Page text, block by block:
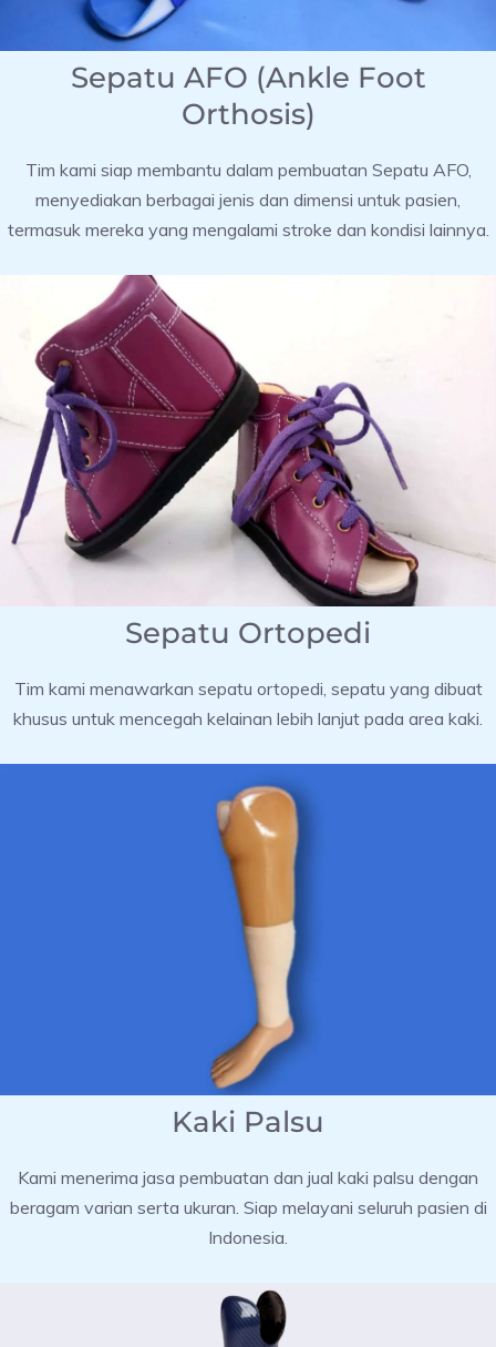
Sepatu AFO (Ankle Foot
Orthosis)
Tim kami siap membantu dalam pembuatan Sepatu AFO,
menyediakan berbagai jenis dan dimensi untuk pasien,
termasuk mereka yang mengalami stroke dan kondisi lainnya.
Sepatu Ortopedi
Tim kami menawarkan sepatu ortopedi, sepatu yang dibuat
khusus untuk mencegah kelainan lebih lanjut pada area kaki.
Kaki Palsu
Kami menerima jasa pembuatan dan jual kaki palsu dengan
beragam varian serta ukuran. Siap melayani seluruh pasien di
Indonesia.